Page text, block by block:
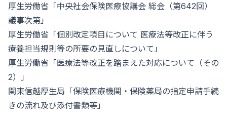
厚生労働省「中央社会保険医療協議会 総会（第642回）
議事次第 」
厚生労働省「個別改定項目について 医療法等改正に伴う
療養担当規則等の所要の見直しについて 」
厚生労働省「医療法等改正を踏まえた対応について（その
2）
」
関東信越厚生局「保険医療機関・保険薬局の指定申請手続
きの流れ及び添付書類等 」